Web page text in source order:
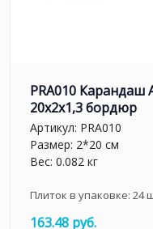
PRA010 Карандаш
20x2x1,3 бордюр
Артикул: PRA010
Размер: 2*20 см
Вес: 0.082 кг
Плиток в упаковке: 24
163.48 руб.